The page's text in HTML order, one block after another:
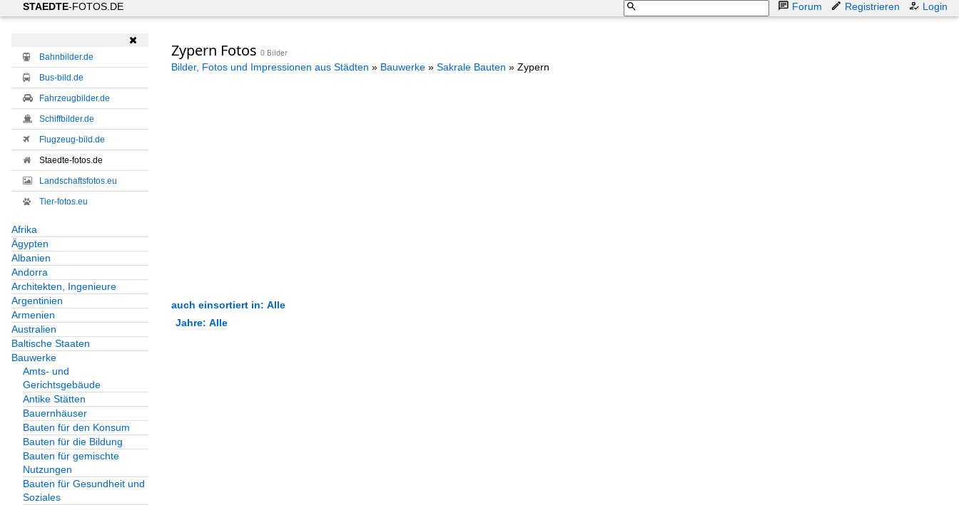
STAEDTE-FOTOS.DE Forum Registrieren Login

Bahnbilder.de
Bus-bild.de
Fahrzeugbilder.de
Schiffbilder.de
Flugzeug-bild.de
Staedte-fotos.de
Landschaftsfotos.eu
Tier-fotos.eu
Afrika
Ägypten
Albanien
Andorra
Architekten, Ingenieure
Argentinien
Armenien
Australien
Baltische Staaten
Bauwerke
Amts- und
Gerichtsgebäude
Antike Stätten
Bauernhäuser
Bauten für den Konsum
Bauten für die Bildung
Bauten für gemischte
Nutzungen
Bauten für Gesundheit und
Soziales
Zypern Fotos 0 Bilder
Bilder, Fotos und Impressionen aus Städten » Bauwerke» Sakrale Bauten » Zypern
auch einsortiert in: Alle
Jahre: Alle